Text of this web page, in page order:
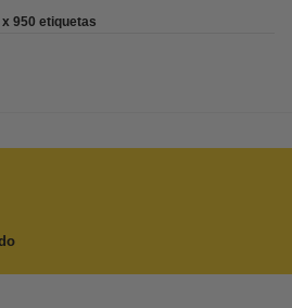
x 950 etiquetas